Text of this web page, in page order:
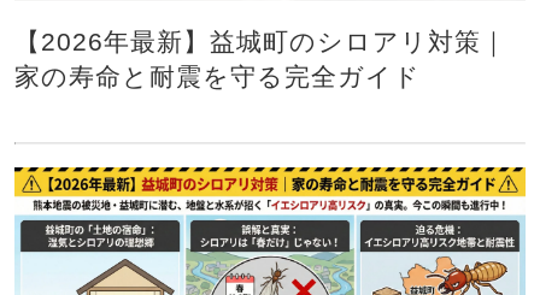
【2026年最新】益城町のシロアリ対策｜
家の寿命と耐震を守る完全ガイド